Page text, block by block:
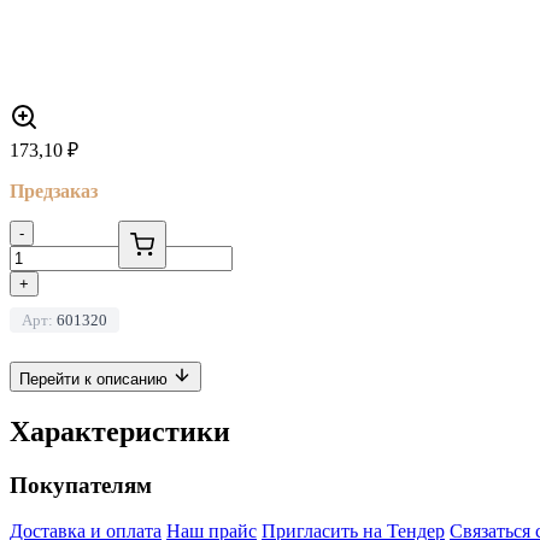
173,10 ₽
Предзаказ
-
+
Арт: 601320
Перейти к описанию
Характеристики
Покупателям
Доставка и оплата Наш прайс Пригласить на Тендер Связаться